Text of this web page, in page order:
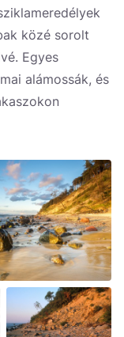
közé sorolt
Egyes
alámossák, és